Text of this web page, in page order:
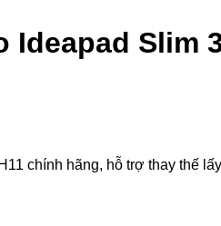
Slim
chính hãng, hỗ trợ thay thế